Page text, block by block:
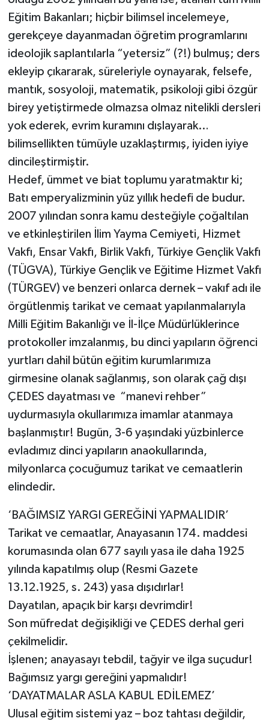
Eğitim Bakanları; hiçbir bilimsel incelemeye,
gerekçeye dayanmadan öğretim programlarını
ideolojik saplantılarla “yetersiz” (?!) bulmuş; ders
ekleyip çıkararak, süreleriyle oynayarak, felsefe,
mantık, sosyoloji, matematik, psikoloji gibi özgür
birey yetiştirmede olmazsa olmaz nitelikli dersleri
yok ederek, evrim kuramını dışlayarak…
bilimsellikten tümüyle uzaklaştırmış, iyiden iyiye
dincileştirmiştir.
Hedef, ümmet ve biat toplumu yaratmaktır ki;
Batı emperyalizminin yüz yıllık hedefi de budur.
2007 yılından sonra kamu desteğiyle çoğaltılan
ve etkinleştirilen İlim Yayma Cemiyeti, Hizmet
Vakfı, Ensar Vakfı, Birlik Vakfı, Türkiye Gençlik Vakfı
(TÜGVA), Türkiye Gençlik ve Eğitime Hizmet Vakfı
(TÜRGEV) ve benzeri onlarca dernek – vakıf adı ile
örgütlenmiş tarikat ve cemaat yapılanmalarıyla
Milli Eğitim Bakanlığı ve İl-İlçe Müdürlüklerince
protokoller imzalanmış, bu dinci yapıların öğrenci
yurtları dahil bütün eğitim kurumlarımıza
girmesine olanak sağlanmış, son olarak çağ dışı
ÇEDES dayatması ve “manevi rehber”
uydurmasıyla okullarımıza imamlar atanmaya
başlanmıştır! Bugün, 3-6 yaşındaki yüzbinlerce
evladımız dinci yapıların anaokullarında,
milyonlarca çocuğumuz tarikat ve cemaatlerin
elindedir.
‘BAĞIMSIZ YARGI GEREĞİNİ YAPMALIDIR’
Tarikat ve cemaatlar, Anayasanın 174. maddesi
korumasında olan 677 sayılı yasa ile daha 1925
yılında kapatılmış olup (Resmi Gazete
13.12.1925, s. 243) yasa dışıdırlar!
Dayatılan, apaçık bir karşı devrimdir!
Son müfredat değişikliği ve ÇEDES derhal geri
çekilmelidir.
İşlenen; anayasayı tebdil, tağyir ve ilga suçudur!
Bağımsız yargı gereğini yapmalıdır!
‘DAYATMALAR ASLA KABUL EDİLEMEZ’
Ulusal eğitim sistemi yaz – boz tahtası değildir,